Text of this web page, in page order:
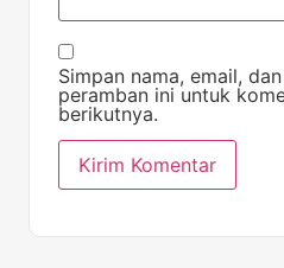
Simpan nama, email,
peramban ini untuk
berikutnya.